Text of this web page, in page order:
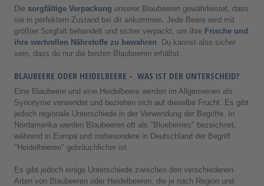
Die sorgfältige Verpackung unserer Blaubeeren gewährleistet, dass
sie in perfektem Zustand bei dir ankommen. Jede Beere wird mit
größter Sorgfalt behandelt und sicher verpackt, um ihre Frische und
ihre wertvollen Nährstoffe zu bewahren. Du kannst also sicher
sein, dass du nur die besten Blaubeeren erhältst.
BLAUBEERE ODER HEIDELBEERE - WAS IST DER UNTERSCHEID?
Eine Blaubeere und eine Heidelbeere werden im Allgemeinen als
Synonyme verwendet und beziehen sich auf dieselbe Frucht. Es gibt
jedoch regionale Unterschiede in der Verwendung der Begriffe. In
Nordamerika werden Blaubeeren oft als "Blueberries" bezeichnet,
während in Europa und insbesondere in Deutschland der Begriff
"Heidelbeeren" gebräuchlicher ist.
Es gibt jedoch einige Unterschiede zwischen den verschiedenen
Arten von Blaubeeren oder Heidelbeeren, die je nach Region und